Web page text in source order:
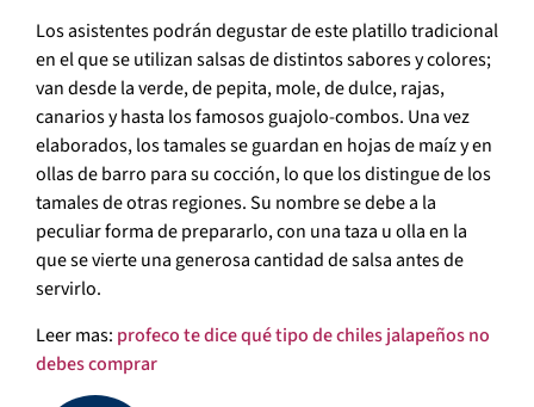
Los asistentes podrán degustar de este platillo tradicional
en el que se utilizan salsas de distintos sabores y colores;
van desde la verde, de pepita, mole, de dulce, rajas,
canarios y hasta los famosos guajolo-combos. Una vez
elaborados, los tamales se guardan en hojas de maíz y en
ollas de barro para su cocción, lo que los distingue de los
tamales de otras regiones. Su nombre se debe a la
peculiar forma de prepararlo, con una taza u olla en la
que se vierte una generosa cantidad de salsa antes de
servirlo.
Leer mas: profeco te dice qué tipo de chiles jalapeños no
debes comprar